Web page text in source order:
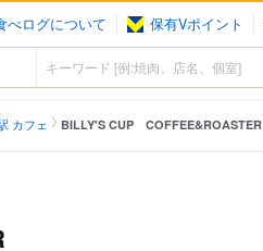
べログについて 保有Vポイント
カフェ BILLY'S CUP COFFEE&ROASTER